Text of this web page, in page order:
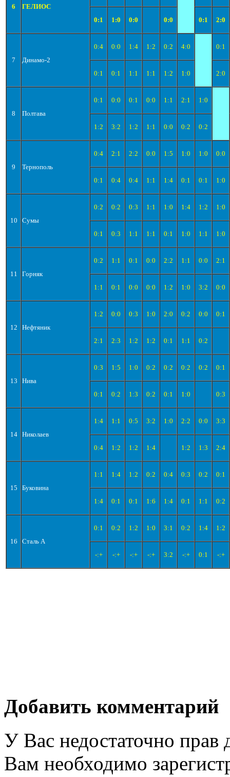
6
ГЕЛИОС
0:1
1:0 0:0 0:0 0:1 2:0
7 Динамо-2
0:4 0:0 1:4 1:2 0:2 4:0 0:1
0:1 0:1 1:1 1:1 1:2 1:0 2:0
8 Полтава
0:1 0:0 0:1 0:0 1:1 2:1 1:0
1:2 3:2 1:2 1:1 0:0 0:2 0:2
9 Тернополь
0:4 2:1 2:2 0:0 1:5 1:0 1:0 0:0
0:1 0:4 0:4 1:1 1:4 0:1 0:1 1:0
10 Сумы
0:2 0:2 0:3 1:1 1:0 1:4 1:2 1:0
0:1 0:3 1:1 1:1 0:1 1:0 1:1 1:0
11 Горняк
0:2 1:1 0:1 0:0 2:2 1:1 0:0 2:1
1:1 0:1 0:0 0:0 1:2 1:0 3:2 0:0
12 Нефтяник
1:2 0:0 0:3 1:0 2:0 0:2 0:0 0:1
2:1 2:3 1:2 1:2 0:1 1:1 0:2
13 Нива
0:3 1:5 1:0 0:2 0:2 0:2 0:2 0:1
0:1 0:2 1:3 0:2 0:1 1:0 0:3
14 Николаев
1:4 1:1 0:5 3:2 1:0 2:2 0:0 3:3
0:4 1:2 1:2 1:4 1:2 1:3 2:4
15 Буковина
1:1 1:4 1:2 0:2 0:4 0:3 0:2 0:1
1:4 0:1 0:1 1:6 1:4 0:1 1:1 0:2
16 Сталь А
0:1 0:2 1:2 1:0 3:1 0:2 1:4 1:2
-:+ -:+ -:+ -:+ 3:2 -:+ 0:1 -:+
Добавить комментарий
У Вас недостаточно прав
Вам необходимо